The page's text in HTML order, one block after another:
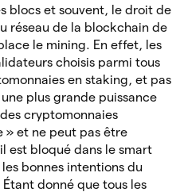
blocs et souvent, le droit de
réseau de la blockchain de
le mining. En effet, les
choisis parmi tous
en staking, et pas
plus grande puissance
cryptomonnaies
» et ne peut pas être
est bloqué dans le smart
bonnes intentions du
donné que tous les